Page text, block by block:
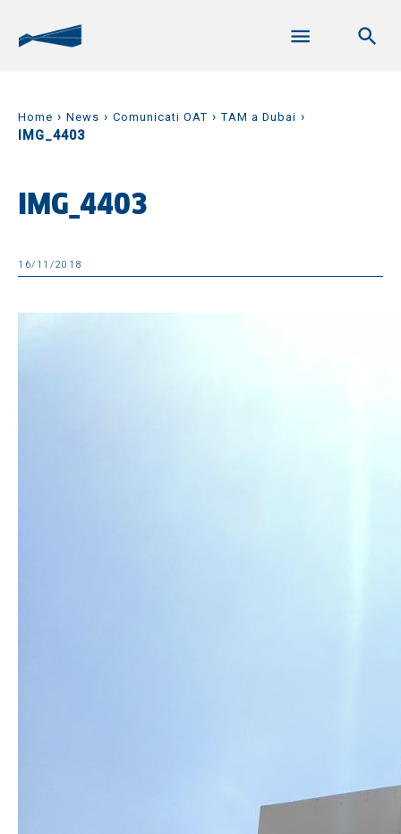
Home › News › Comunicati OAT ›TAM a Dubai ›
IMG_4403
IMG_4403
16/11/2018